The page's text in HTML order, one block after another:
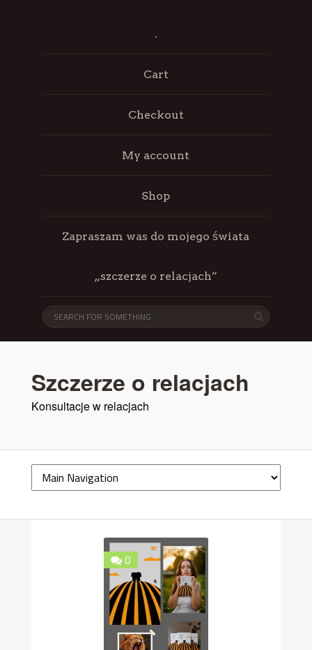
.
Cart
Checkout
My account
Shop
Zapraszam was do mojego świata
„szczerze o relacjach”
Szczerze o relacjach
Konsultacje w relacjach
0